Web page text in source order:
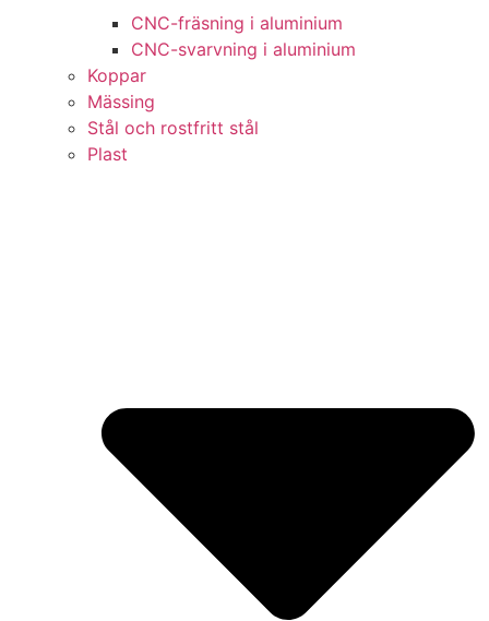
CNC-fräsning i aluminium
CNC-svarvning i aluminium
Koppar
Mässing
Stål och rostfritt stål
Plast